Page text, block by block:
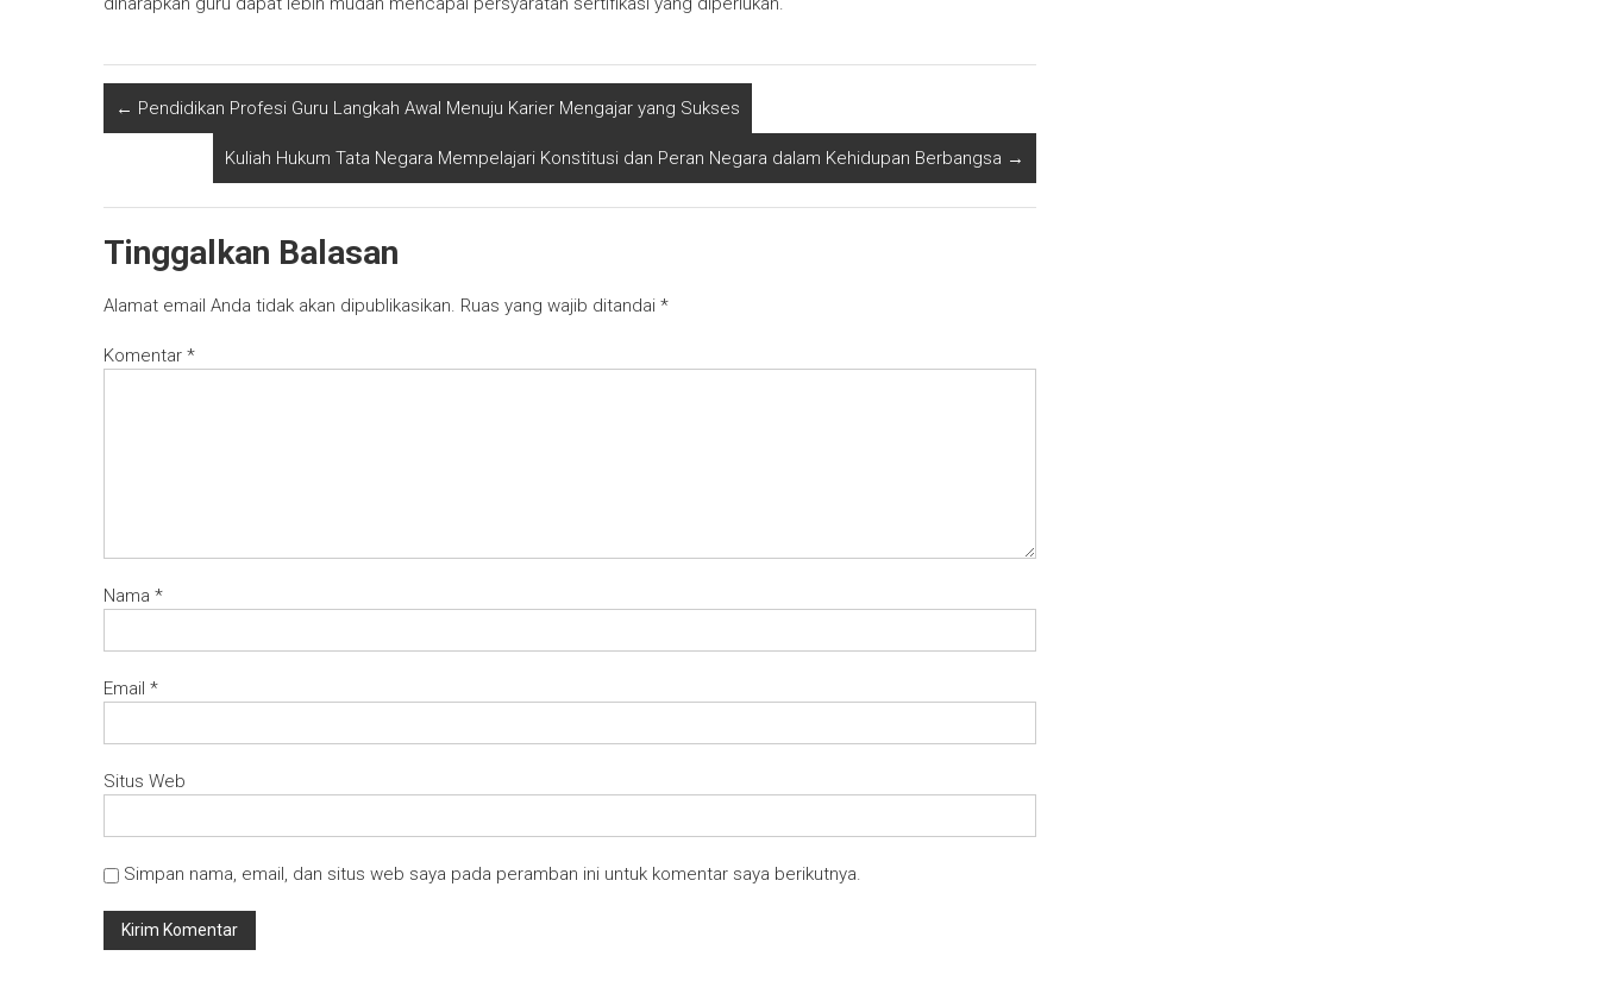
← Pendidikan Profesi Guru Langkah Awal Menuju Karier Mengajar yang Sukses
Kuliah Hukum Tata Negara Mempelajari Konstitusi dan Peran Negara dalam Kehidupan Berbangsa →
Tinggalkan Balasan
Alamat email Anda tidak akan dipublikasikan. Ruas yang wajib ditandai *
Komentar *
Nama *
Email *
Situs Web
Simpan nama, email, dan situs web saya pada peramban ini untuk komentar saya berikutnya.